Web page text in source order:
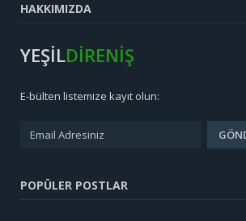
HAKKIMIZDA
YEŞİLDİRENİŞ
E-bülten listemize kayıt olun:
POPÜLER POSTLAR